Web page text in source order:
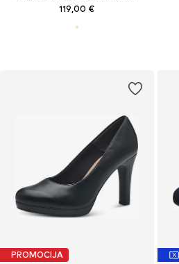
119,00 €
PROMOCIJA